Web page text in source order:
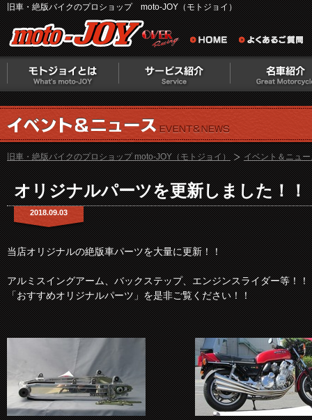
旧車・絶版バイクのプロショップ moto-JOY（モトジョイ）
旧車・絶版バイクのプロショップ moto-JOY（モトジョイ） イベント＆ニュ
オリジナルパーツを更新しました！！
2018.09.03
当店オリジナルの絶版車パーツを大量に更新！！
アルミスイングアーム、バックステップ、エンジンスライダー等！！
「おすすめオリジナルパーツ」を是非ご覧ください！！